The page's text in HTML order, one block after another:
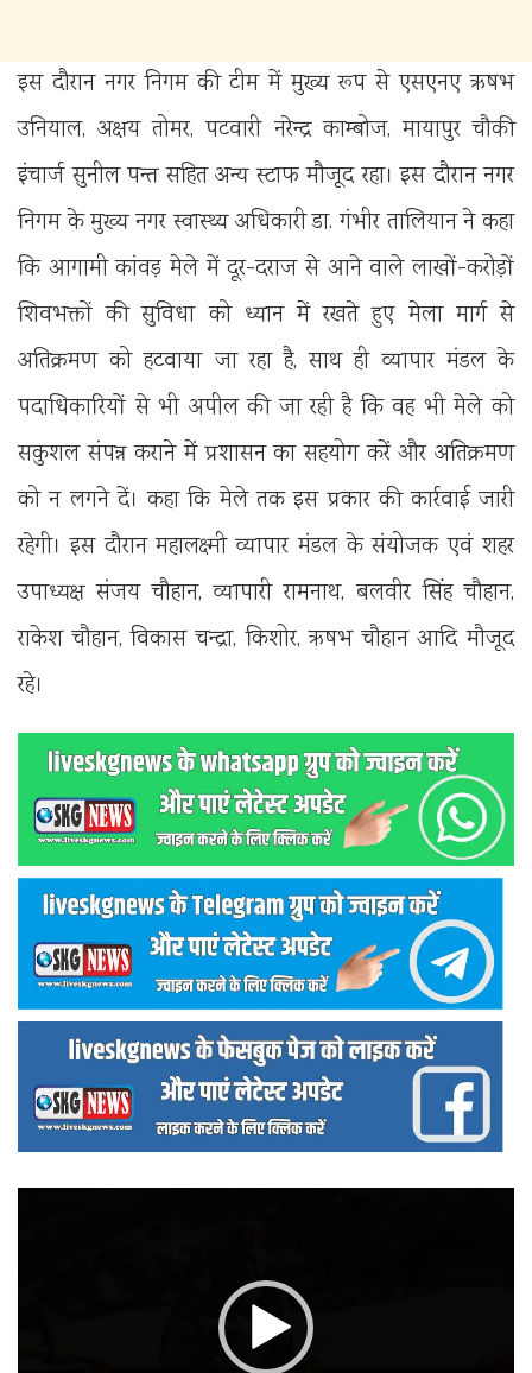
इस दौरान नगर निगम की टीम में मुख्य रूप से एसएनए ऋषभ
उनियाल, अक्षय तोमर, पटवारी नरेन्द्र काम्बोज, मायापुर चौकी
इंचार्ज सुनील पन्त सहित अन्य स्टाफ मौजूद रहा। इस दौरान नगर
निगम के मुख्य नगर स्वास्थ्य अधिकारी डा. गंभीर तालियान ने कहा
कि आगामी कांवड़ मेले में दूर-दराज से आने वाले लाखों-करोड़ों
शिवभक्तों की सुविधा को ध्यान में रखते हुए मेला मार्ग से
अतिक्रमण को हटवाया जा रहा है, साथ ही व्यापार मंडल के
पदाधिकारियों से भी अपील की जा रही है कि वह भी मेले को
सकुशल संपन्न कराने में प्रशासन का सहयोग करें और अतिक्रमण
को न लगने दें। कहा कि मेले तक इस प्रकार की कार्रवाई जारी
रहेगी। इस दौरान महालक्ष्मी व्यापार मंडल के संयो‌जक एवं शहर
उपाध्यक्ष संजय चौहान, व्यापारी रामनाथ, बलवीर सिंह चौहान,
राकेश चौहान, विकास चन्द्रा, किशोर, ऋषभ चौहान आदि मौजूद
रहे।